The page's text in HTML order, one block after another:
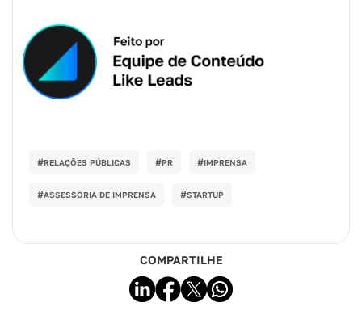
#RELAÇÕES PÚBLICAS #PR #IMPRENSA
#ASSESSORIA DE IMPRENSA #STARTUP
COMPARTILHE